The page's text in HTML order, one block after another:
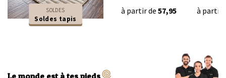
SOLDES
Soldes tapis
à partir de 57,95 à partir